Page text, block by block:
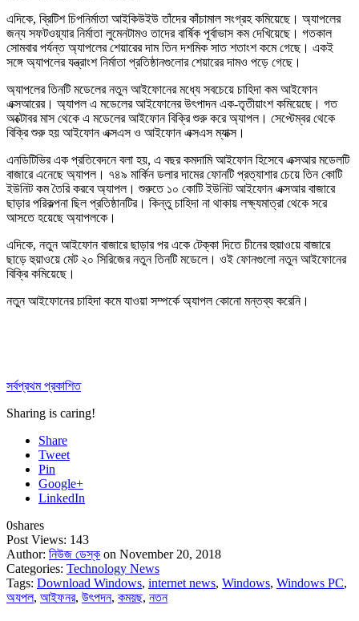
এদিকে, ব্রিটিশ চিপনির্মাতা আইকিউইউ তাঁদের কাঁচামাল সংগ্রহ কমিয়েছে। অ্যাপলের
জন্য সফটওয়্যার নির্মাতা লুমেনটামও তাদের বার্ষিক পূর্বাভাস কম দেখিয়েছে। গতকাল
সোমবার পর্যন্ত অ্যাপলের শেয়ারের দাম তিন দশমিক সাত শতাংশ কমে গেছে। একই
সঙ্গে অ্যাপলের যন্ত্রাংশ নির্মাতা প্রতিষ্ঠানগুলোর শেয়ারের দামও পড়ে গেছে।
অ্যাপলের তিনটি মডেলের নতুন আইফোনের মধ্যে সবচেয়ে চাহিদা কম আইফোন
এক্সআরের। অ্যাপল এ মডেলের আইফোনের উৎপাদন এক-তৃতীয়াংশ কমিয়েছে। গত
অক্টোবর মাস থেকে এ মডেলের আইফোন বিক্রি শুরু করে অ্যাপল। সেপ্টেম্বর থেকে
বিক্রি শুরু হয় আইফোন এক্সএস ও আইফোন এক্সএস ম্যাক্স।
এনডিটিভির এক প্রতিবেদনে বলা হয়, এ বছর কমদামি আইফোন হিসেবে এক্সআর মডেলটি
বাজারে এনেছে অ্যাপল। ৭৪৯ মার্কিন ডলার দামের ফোনটি প্রত্যাশার চেয়ে তিন কোটি
ইউনিট কম তৈরি করবে অ্যাপল। শুরুতে ১০ কোটি ইউনিট আইফোন এক্সআর বাজারে
ছাড়ার পরিকল্পনা ছিল প্রতিষ্ঠানটির। কিন্তু চাহিদা না থাকায় লক্ষ্যমাত্রা থেকে সরে
আসতে হয়েছে অ্যাপলকে।
এদিকে, নতুন আইফোন বাজারে ছাড়ার পর একে টেক্কা দিতে চীনের হুয়াওয়ে বাজারে
ছাড়ে হুয়াওয়ে মেট ২০ সিরিজের নতুন তিনটি মডেলে। ওই ফোনগুলো নতুন আইফোনের
বিক্রি কমিয়েছে।
নতুন আইফোনের চাহিদা কমে যাওয়া সম্পর্কে অ্যাপল কোনো মন্তব্য করেনি।
সর্বপ্রথম প্রকাশিত
Sharing is caring!
Share
Tweet
Pin
Google+
LinkedIn
0shares
Post Views: 143
Author: নিউজ ডেস্ক on November 20, 2018
Categories: Technology News
Tags: Download Windows, internet news, Windows, Windows PC,
অযপল, আইফনর, উৎপদন, কময়ছ, নতন